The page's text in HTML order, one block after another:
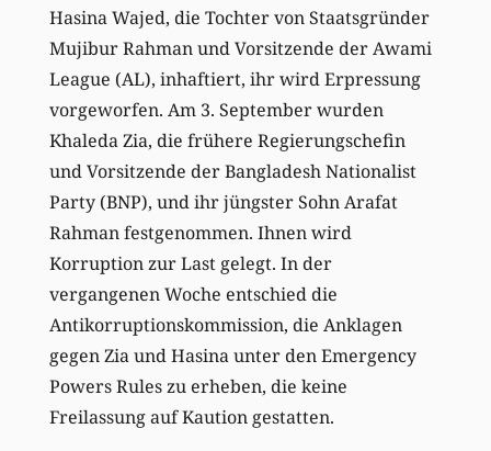
Hasina Wajed, die Tochter von Staatsgründer
Mujibur Rahman und Vorsitzende der Awami
League (AL), inhaftiert, ihr wird Erpressung
vorgeworfen. Am 3. September wurden
Khaleda Zia, die frühere Regierungschefin
und Vorsitzende der Bangladesh Nationalist
Party (BNP), und ihr jüngster Sohn Arafat
Rahman festgenommen. Ihnen wird
Korruption zur Last gelegt. In der
vergangenen Woche entschied die
Antikorruptionskommission, die Anklagen
gegen Zia und Hasina unter den Emergency
Powers Rules zu erheben, die keine
Freilassung auf Kaution gestatten.